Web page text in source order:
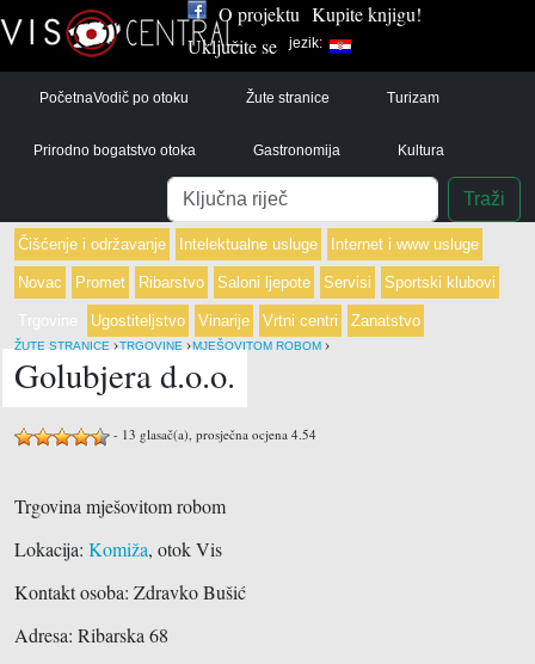
O projektu Kupite knjigu!
Uključite se
jezik:
PočetnaVodič po otoku Žute stranice Turizam
Prirodno bogatstvo otoka Gastronomija Kultura
Pretraga
Traži
Čišćenje i održavanje Intelektualne usluge Internet i www usluge
Novac Promet Ribarstvo Saloni ljepote Servisi Sportski klubovi
Ugostiteljstvo Vinarije Vrtni centri Zanatstvo
ŽUTE STRANICE ›TRGOVINE ›MJEŠOVITOM ROBOM ›
Golubjera d.o.o.
- 13 glasač(a), prosječna ocjena 4.54
Trgovina mješovitom robom
Lokacija: Komiža, otok Vis
Kontakt osoba: Zdravko Bušić
Adresa: Ribarska 68